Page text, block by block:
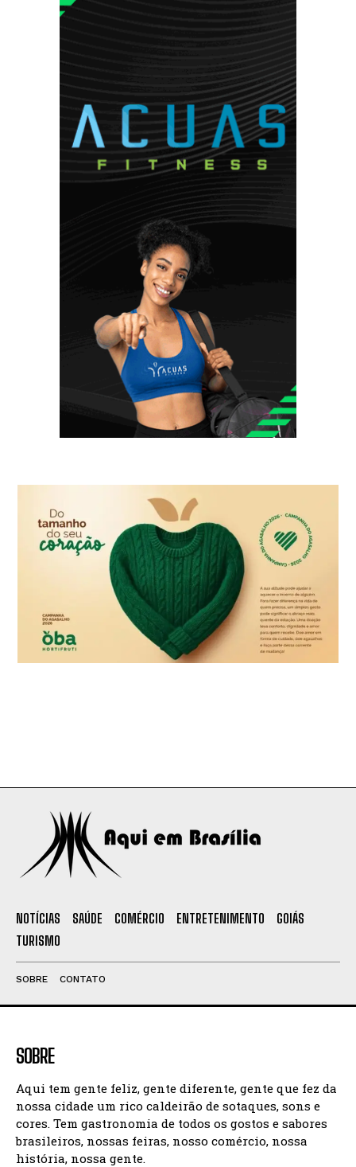
NOTÍCIAS SAÚDE COMÉRCIO ENTRETENIMENTO
GOIÁS
TURISMO
SOBRE CONTATO
SOBRE
Aqui tem gente feliz, gente diferente, gente que fez da
nossa cidade um rico caldeirão de sotaques, sons e
cores. Tem gastronomia de todos os gostos e sabores
brasileiros, nossas feiras, nosso comércio, nossa
história, nossa gente.